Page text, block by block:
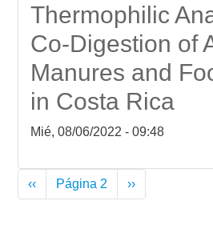
Thermophilic
Co-Digestion of
Manures and
in Costa Rica
Mié, 08/06/2022 - 09:48
Paginación
Página
anterior
‹‹ Página 2
Siguiente
página
››